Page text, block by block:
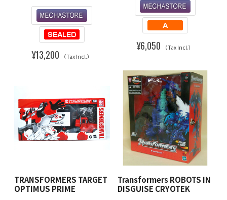
¥13,200 （Tax Incl.）
¥6,050 （Tax Incl.）
TRANSFORMERS TARGET
OPTIMUS PRIME
Transformers ROBOTS IN
DISGUISE CRYOTEK